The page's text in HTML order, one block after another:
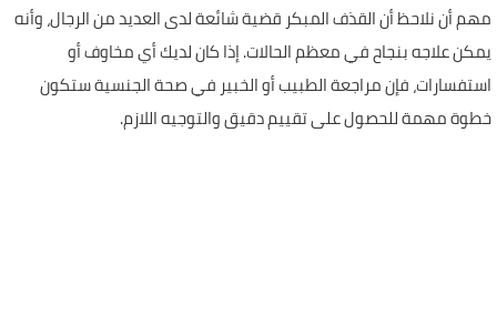
مهم أن نلاحظ أن القذف المبكر قضية شائعة لدى العديد من الرجال، وأنه
يمكن علاجه بنجاح في معظم الحالات. إذا كان لديك أي مخاوف أو
استفسارات، فإن مراجعة الطبيب أو الخبير في صحة الجنسية ستكون
خطوة مهمة للحصول على تقييم دقيق والتوجيه اللازم.